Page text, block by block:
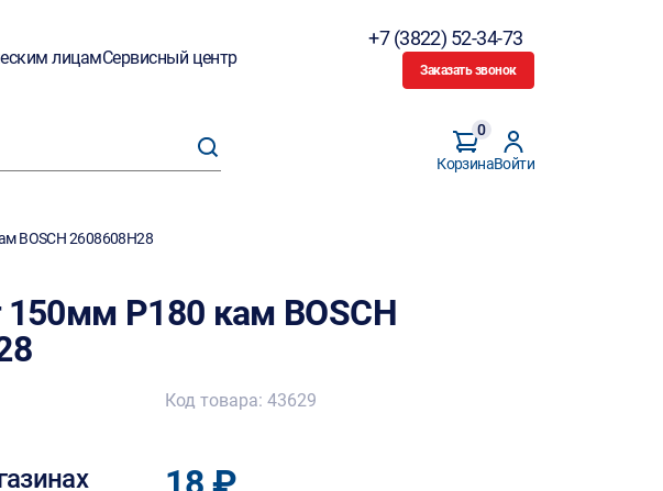
лицамСервисный центр
+7 (3822) 52-34-73
Заказать звонок
Корзина
0
Войти
BOSCH 2608608H28
P180 кам BOSCH
Код товара: 43629